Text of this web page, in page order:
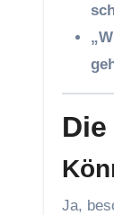
Ja,